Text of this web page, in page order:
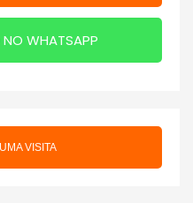
WHATSAPP
VISITA